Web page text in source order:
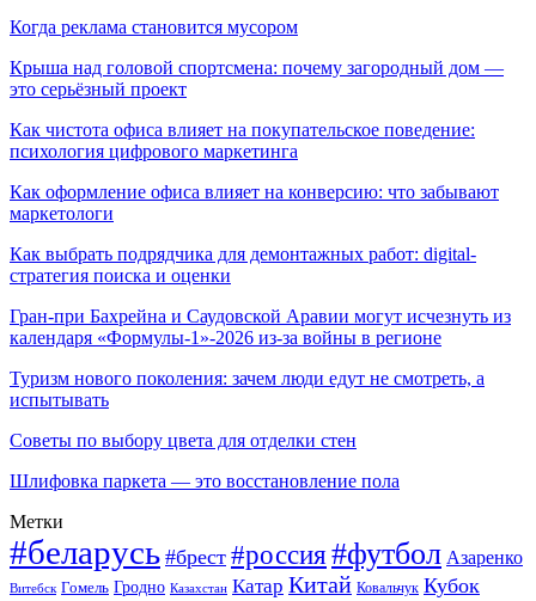
Когда реклама становится мусором
Крыша над головой спортсмена: почему загородный дом —
это серьёзный проект
Как чистота офиса влияет на покупательское поведение:
психология цифрового маркетинга
Как оформление офиса влияет на конверсию: что забывают
маркетологи
Как выбрать подрядчика для демонтажных работ: digital-
стратегия поиска и оценки
Гран-при Бахрейна и Саудовской Аравии могут исчезнуть из
календаря «Формулы-1»-2026 из-за войны в регионе
Туризм нового поколения: зачем люди едут не смотреть, а
испытывать
Советы по выбору цвета для отделки стен
Шлифовка паркета — это восстановление пола
Метки
#беларусь #брест #россия#футбол Азаренко
Витебск Гомель Гродно Казахстан Катар Китай Ковальчук Кубок